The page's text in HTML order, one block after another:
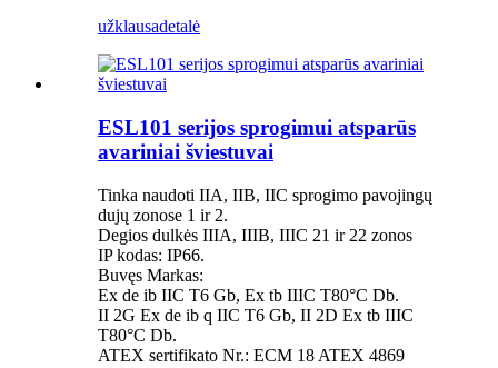
užklausadetalė
ESL101 serijos sprogimui atsparūs
avariniai šviestuvai
Tinka naudoti IIA, IIB, IIC sprogimo pavojingų
dujų zonose 1 ir 2.
Degios dulkės IIIA, IIIB, IIIC 21 ir 22 zonos
IP kodas: IP66.
Buvęs Markas:
Ex de ib IIC T6 Gb, Ex tb IIIC T80°C Db.
II 2G Ex de ib q IIC T6 Gb, II 2D Ex tb IIIC
T80°C Db.
ATEX sertifikato Nr.: ECM 18 ATEX 4869